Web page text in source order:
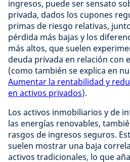
ingresos, puede ser sensato
privada, dados los cupones
primas de riesgo relativas,
pérdida más bajas y los
más altos, que suelen
deuda privada en relación con
(como también se explica en
Aumentar la rentabilidad y
en activos privados).
Los activos inmobiliarios y de
las energías renovables,
rasgos de ingresos seguros.
suelen mostrar una baja
activos tradicionales, lo que